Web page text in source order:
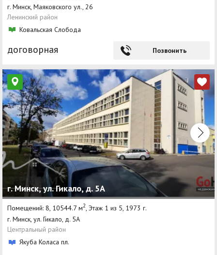
г. Минск, Маяковского ул., 26
Ленинский район
Ковальская Слобода
договорная Позвонить
г. Минск, ул. Гикало, д. 5А
Помещений: 8, 10544.7 м2 , Этаж 1 из 5, 1973 г.
г. Минск, ул. Гикало, д. 5А
Центральный район
Якуба Коласа пл.